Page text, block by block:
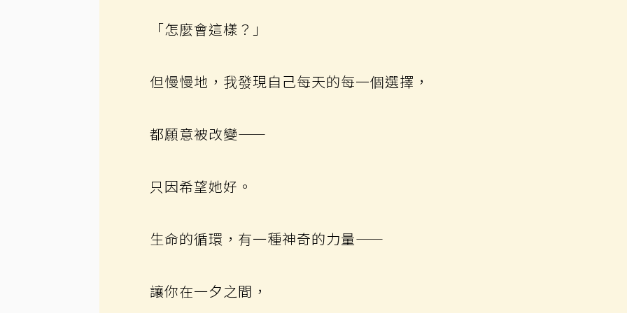
「怎麼會這樣？」
但慢慢地，我發現自己每天的每一個選擇，
都願意被改變——
只因希望她好。
生命的循環，有一種神奇的力量——
讓你在一夕之間，